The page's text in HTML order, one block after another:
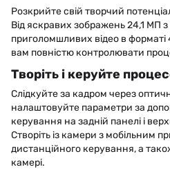
Розкрийте свій творчий
Від яскравих зображень 24,1 МП
приголомшливих відео в форматі
вам повністю контролювати
Творіть і керуйте
Слідкуйте за кадром через
налаштовуйте параметри за
керування на задній панелі і
Створіть із камери з мобільним
дистанційного керування, а
камері.